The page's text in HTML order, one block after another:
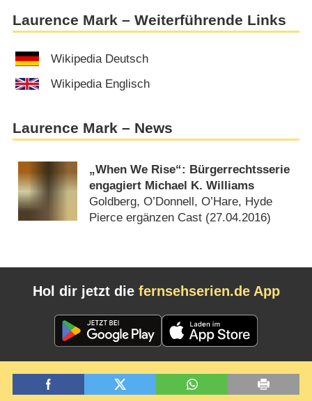
Laurence Mark – Weiterführende Links
Wikipedia Deutsch
Wikipedia Englisch
Laurence Mark – News
„When We Rise“: Bürgerrechtsserie
engagiert Michael K. Williams
Goldberg, O’Donnell, O’Hare, Hyde
Pierce ergänzen Cast (27.04.2016)
Hol dir jetzt die fernsehserien.de App